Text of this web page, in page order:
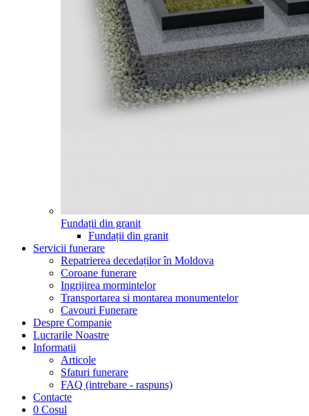
Fundații din granit
Fundații din granit
Servicii funerare
Repatrierea decedaților în Moldova
Coroane funerare
Ingrijirea mormintelor
Transportarea si montarea monumentelor
Cavouri Funerare
Despre Companie
Lucrarile Noastre
Informatii
Articole
Sfaturi funerare
FAQ (intrebare - raspuns)
Contacte
0 Cosul